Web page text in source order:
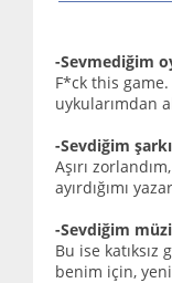
-Sevmediğim
F*ck this
uykularımdan
-Sevdiğim
Aşırı
ayırdığımı
-Sevdiğim
Bu ise
benim için,